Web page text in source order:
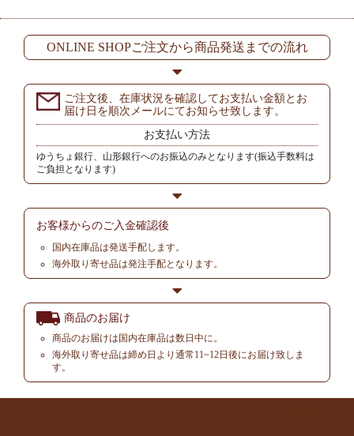
ONLINE SHOPご注文から商品発送までの流れ
ご注文後、在庫状況を確認してお支払い金額とお
届け日を順次メールにてお知らせ致します。
お支払い方法
ゆうちょ銀行、山形銀行へのお振込のみとなります(振込手数料は
ご負担となります)
お客様からのご入金確認後
国内在庫品は発送手配します。
海外取り寄せ品は発注手配となります。
商品のお届け
商品のお届けは国内在庫品は数日中に。
海外取り寄せ品は締め日より通常11~12日後にお届け致しま
す。